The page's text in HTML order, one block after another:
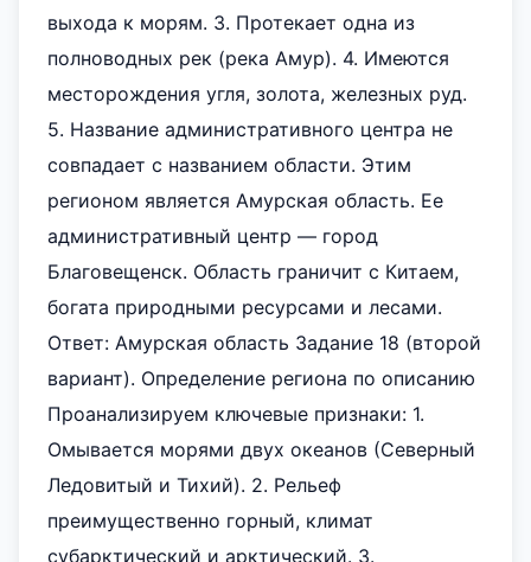
выхода к морям. 3. Протекает одна из
полноводных рек (река Амур). 4. Имеются
месторождения угля, золота, железных руд.
5. Название административного центра не
совпадает с названием области. Этим
регионом является Амурская область. Ее
административный центр — город
Благовещенск. Область граничит с Китаем,
богата природными ресурсами и лесами.
Ответ: Амурская область Задание 18 (второй
вариант). Определение региона по описанию
Проанализируем ключевые признаки: 1.
Омывается морями двух океанов (Северный
Ледовитый и Тихий). 2. Рельеф
преимущественно горный, климат
субарктический и арктический. 3.